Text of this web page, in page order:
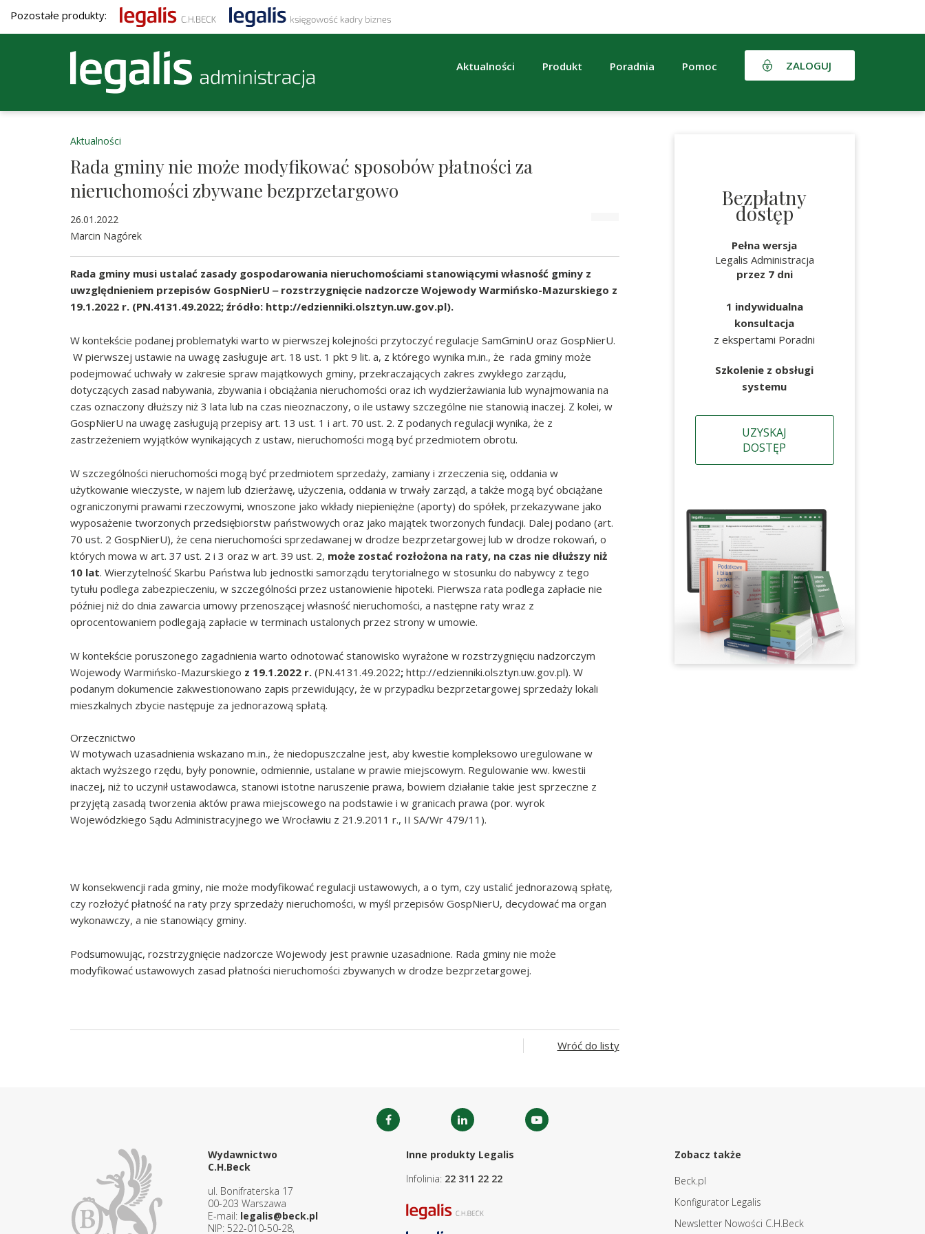
Pozostałe produkty:
Aktualności Produkt Poradnia Pomoc ZALOGUJ
Aktualności
Rada gminy nie może modyfikować sposobów płatności za
nieruchomości zbywane bezprzetargowo
26.01.2022
Marcin Nagórek
Rada gminy musi ustalać zasady gospodarowania nieruchomościami stanowiącymi własność gminy z
uwzględnieniem przepisów GospNierU ‒ rozstrzygnięcie nadzorcze Wojewody Warmińsko-Mazurskiego z
19.1.2022 r. (PN.4131.49.2022; źródło: http://edzienniki.olsztyn.uw.gov.pl).
W kontekście podanej problematyki warto w pierwszej kolejności przytoczyć regulacje SamGminU oraz GospNierU.
W pierwszej ustawie na uwagę zasługuje art. 18 ust. 1 pkt 9 lit. a, z którego wynika m.in., że rada gminy może
podejmować uchwały w zakresie spraw majątkowych gminy, przekraczających zakres zwykłego zarządu,
dotyczących zasad nabywania, zbywania i obciążania nieruchomości oraz ich wydzierżawiania lub wynajmowania na
czas oznaczony dłuższy niż 3 lata lub na czas nieoznaczony, o ile ustawy szczególne nie stanowią inaczej. Z kolei, w
GospNierU na uwagę zasługują przepisy art. 13 ust. 1 i art. 70 ust. 2. Z podanych regulacji wynika, że z
zastrzeżeniem wyjątków wynikających z ustaw, nieruchomości mogą być przedmiotem obrotu.
W szczególności nieruchomości mogą być przedmiotem sprzedaży, zamiany i zrzeczenia się, oddania w
użytkowanie wieczyste, w najem lub dzierżawę, użyczenia, oddania w trwały zarząd, a także mogą być obciążane
ograniczonymi prawami rzeczowymi, wnoszone jako wkłady niepieniężne (aporty) do spółek, przekazywane jako
wyposażenie tworzonych przedsiębiorstw państwowych oraz jako majątek tworzonych fundacji. Dalej podano (art.
70 ust. 2 GospNierU), że cena nieruchomości sprzedawanej w drodze bezprzetargowej lub w drodze rokowań, o
których mowa w art. 37 ust. 2 i 3 oraz w art. 39 ust. 2, może zostać rozłożona na raty, na czas nie dłuższy niż
10 lat. Wierzytelność Skarbu Państwa lub jednostki samorządu terytorialnego w stosunku do nabywcy z tego
tytułu podlega zabezpieczeniu, w szczególności przez ustanowienie hipoteki. Pierwsza rata podlega zapłacie nie
później niż do dnia zawarcia umowy przenoszącej własność nieruchomości, a następne raty wraz z
oprocentowaniem podlegają zapłacie w terminach ustalonych przez strony w umowie.
W kontekście poruszonego zagadnienia warto odnotować stanowisko wyrażone w rozstrzygnięciu nadzorczym
Wojewody Warmińsko-Mazurskiego z 19.1.2022 r. (PN.4131.49.2022; http://edzienniki.olsztyn.uw.gov.pl). W
podanym dokumencie zakwestionowano zapis przewidujący, że w przypadku bezprzetargowej sprzedaży lokali
mieszkalnych zbycie następuje za jednorazową spłatą.
Orzecznictwo
W motywach uzasadnienia wskazano m.in., że niedopuszczalne jest, aby kwestie kompleksowo uregulowane w
aktach wyższego rzędu, były ponownie, odmiennie, ustalane w prawie miejscowym. Regulowanie ww. kwestii
inaczej, niż to uczynił ustawodawca, stanowi istotne naruszenie prawa, bowiem działanie takie jest sprzeczne z
przyjętą zasadą tworzenia aktów prawa miejscowego na podstawie i w granicach prawa (por. wyrok
Wojewódzkiego Sądu Administracyjnego we Wrocławiu z 21.9.2011 r., II SA/Wr 479/11).
W konsekwencji rada gminy, nie może modyfikować regulacji ustawowych, a o tym, czy ustalić jednorazową spłatę,
czy rozłożyć płatność na raty przy sprzedaży nieruchomości, w myśl przepisów GospNierU, decydować ma organ
wykonawczy, a nie stanowiący gminy.
Podsumowując, rozstrzygnięcie nadzorcze Wojewody jest prawnie uzasadnione. Rada gminy nie może
modyfikować ustawowych zasad płatności nieruchomości zbywanych w drodze bezprzetargowej.
Wróć do listy
Bezpłatny
dostęp
Pełna wersja
Legalis Administracja
przez 7 dni
1 indywidualna
konsultacja
z ekspertami Poradni
Szkolenie z obsługi
systemu
UZYSKAJ
DOSTĘP
Wydawnictwo
C.H.Beck
ul. Bonifraterska 17
00-203 Warszawa
E-mail: legalis@beck.pl
NIP: 522-010-50-28,
Inne produkty Legalis
Infolinia: 22 311 22 22
Zobacz także
Beck.pl
Konfigurator Legalis
Newsletter Nowości C.H.Beck